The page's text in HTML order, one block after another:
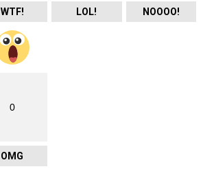
WTF! LOL! NOOOO!
0
OMG